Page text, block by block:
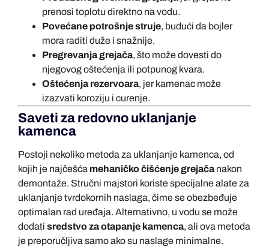
prenosi toplotu direktno na vodu.
Povećane potrošnje struje, budući da bojler
mora raditi duže i snažnije.
Pregrevanja grejača, što može dovesti do
njegovog oštećenja ili potpunog kvara.
Oštećenja rezervoara, jer kamenac može
izazvati koroziju i curenje.
Saveti za redovno uklanjanje
kamenca
Postoji nekoliko metoda za uklanjanje kamenca, od
kojih je najčešća mehaničko čišćenje grejačanakon
demontaže. Stručni majstori koriste specijalne alate za
uklanjanje tvrdokornih naslaga, čime se obezbeđuje
optimalan rad uređaja. Alternativno, u vodu se može
dodati sredstvo za otapanje kamenca, ali ova metoda
je preporučljiva samo ako su naslage minimalne.